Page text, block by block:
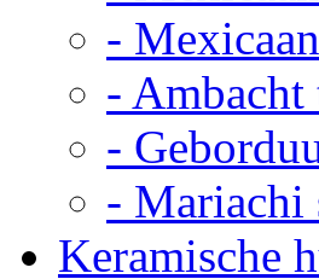
-
- Ambacht
-
- Mariachi
Keramische